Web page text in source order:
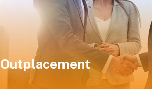
Outplacement